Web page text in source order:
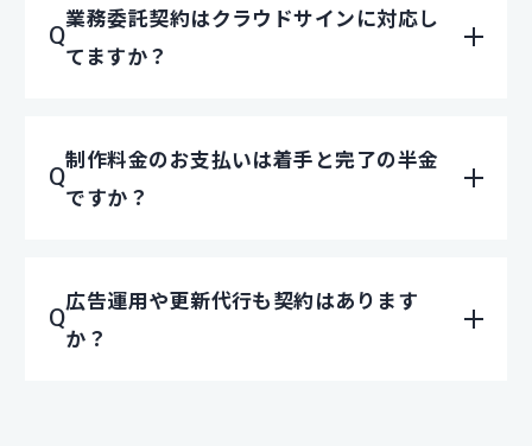
業務委託契約はクラウドサインに対応し
てますか？
制作料金のお支払いは着手と完了の半金
ですか？
広告運用や更新代行も契約はあります
か？